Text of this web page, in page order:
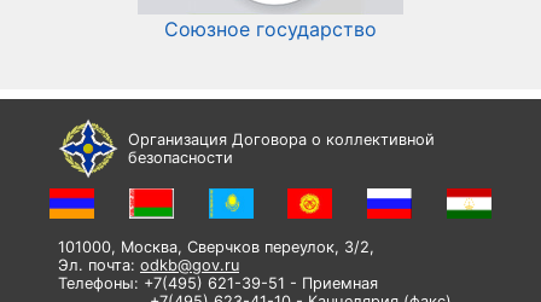
Союзное государство
Организация Договора о коллективной
безопасности
101000, Москва, Сверчков переулок, 3/2,
Эл. почта: odkb@gov.ru
Телефоны: +7(495) 621-39-51 - Приемная